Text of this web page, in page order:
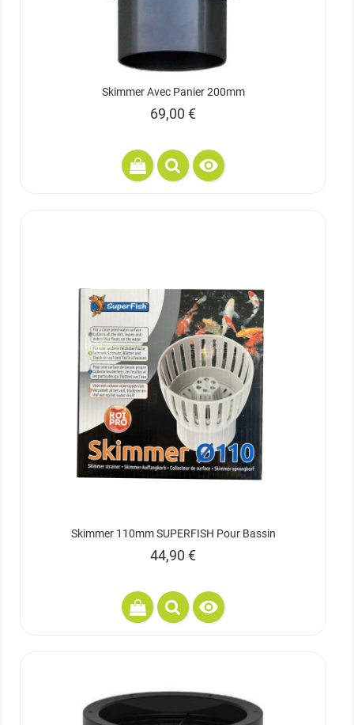
Skimmer Avec Panier 200mm
Prix
69,00 €

Skimmer 110mm SUPERFISH Pour Bassin
Prix
44,90 €
